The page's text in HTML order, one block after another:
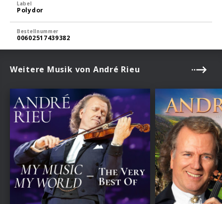
Label
Polydor
Bestellnummer
00602517439382
Weitere Musik von André Rieu